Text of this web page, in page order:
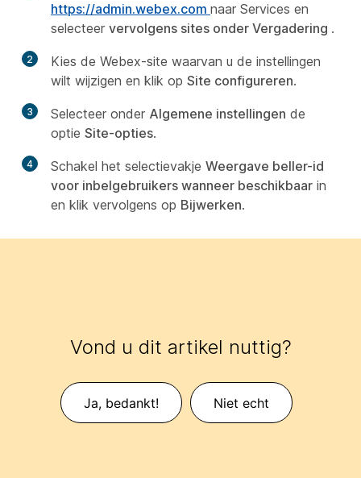
https://admin.webex.com naar Services en
selecteer vervolgens sites onder Vergadering .
2
Kies de Webex-site waarvan u de instellingen
wilt wijzigen en klik op Site configureren.
3 Selecteer onder Algemene instellingen de
optie Site-opties.
4 Schakel het selectievakje Weergave beller-id
voor inbelgebruikers wanneer beschikbaar in
en klik vervolgens op Bijwerken.
Vond u dit artikel nuttig?
Ja, bedankt! Niet echt